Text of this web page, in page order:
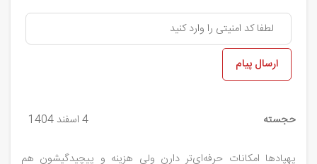
ارسال پیام
حجسته 4 اسفند 1404
پهپادها امکانات حرفه‌ای‌تر دارن ولی هزینه و پیچیدگیشون هم